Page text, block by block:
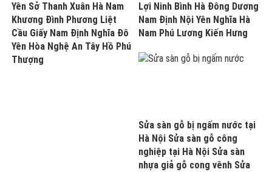
Yên Sở Thanh Xuân Hà Nam
Khương Đình Phương Liệt
Cầu Giấy Nam Định Nghĩa Đô
Yên Hòa Nghệ An Tây Hồ Phú
Thượng
Lợi Ninh Bình Hà Đông Dương
Nam Định Nội Yên Nghĩa Hà
Nam Phú Lương Kiến Hưng
Sửa sàn gỗ bị ngấm nước tại
Hà Nội Sửa sàn gỗ công
nghiệp tại Hà Nội Sửa sàn
nhựa giả gỗ cong vênh Sửa